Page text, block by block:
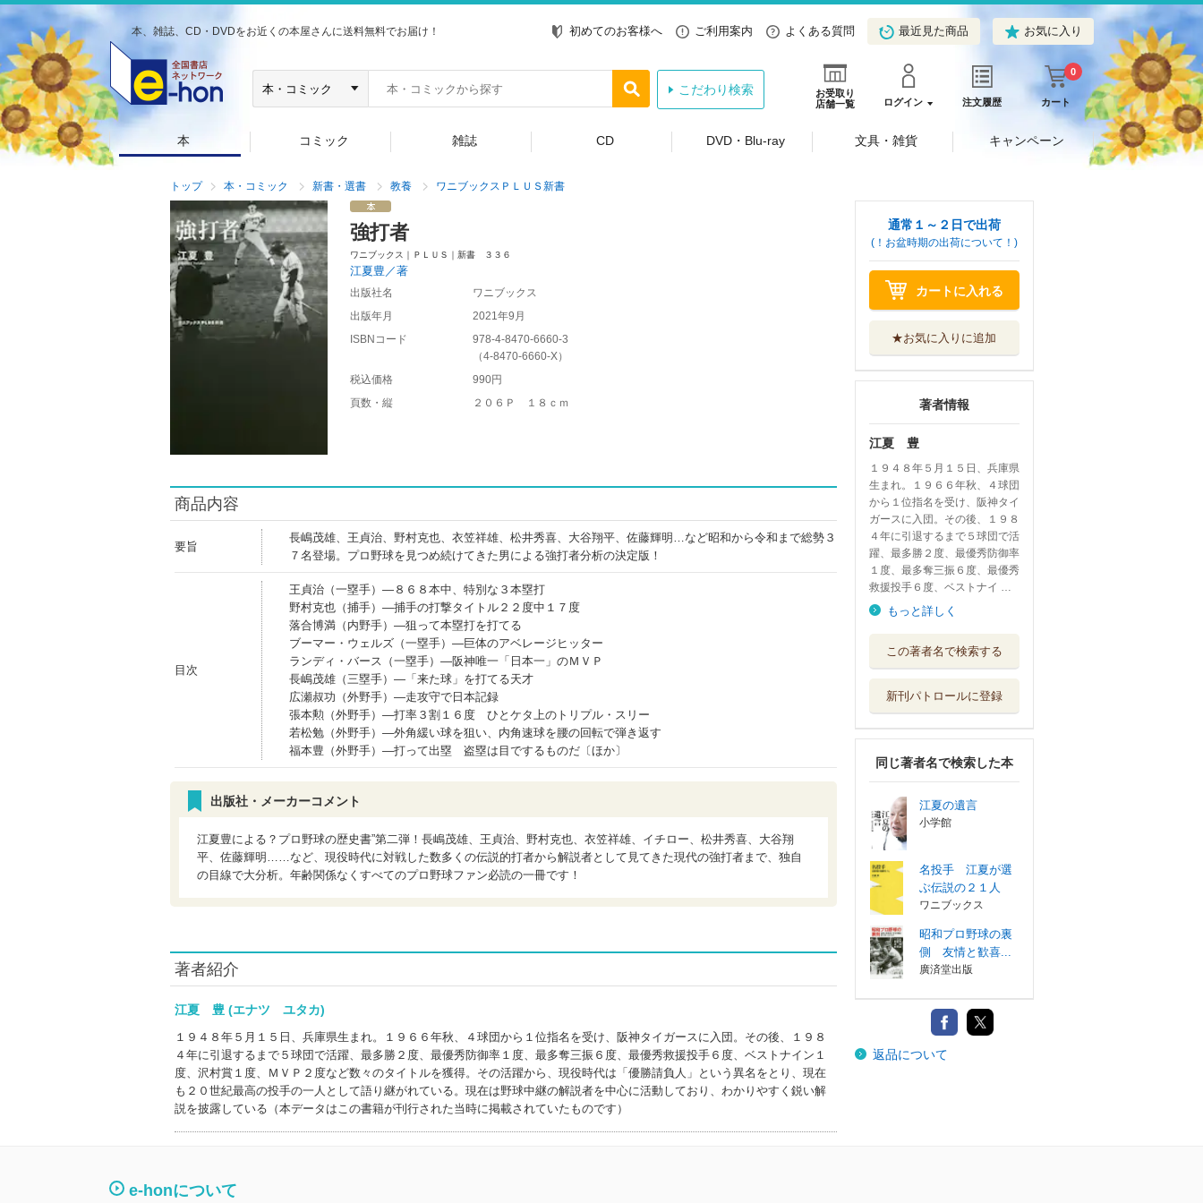
本、雑誌、CD・DVDをお近くの本屋さんに送料無料でお届け！ 初めてのお客様へ ご利用案内 よくある質問 最近見た商品 お気に入り
お受取り
店舗一覧
ログイン 注文履歴 カート
0
こだわり検索
本 コミック 雑誌 CD DVD・Blu-ray 文具・雑貨 キャンペーン
トップ 本・コミック 新書・選書 教養 ワニブックスＰＬＵＳ新書
強打者
ワニブックス｜ＰＬＵＳ｜新書 ３３６
江夏豊／著
出版社名
ワニブックス
出版年月
2021年9月
ISBNコード
978-4-8470-6660-3
（4-8470-6660-X）
税込価格
990円
頁数・縦
２０６Ｐ １８ｃｍ
商品内容
要旨
長嶋茂雄、王貞治、野村克也、衣笠祥雄、松井秀喜、大谷翔平、佐藤輝明…など昭和から令和まで総勢３
７名登場。プロ野球を見つめ続けてきた男による強打者分析の決定版！
目次
王貞治（一塁手）―８６８本中、特別な３本塁打
野村克也（捕手）―捕手の打撃タイトル２２度中１７度
落合博満（内野手）―狙って本塁打を打てる
ブーマー・ウェルズ（一塁手）―巨体のアベレージヒッター
ランディ・バース（一塁手）―阪神唯一「日本一」のＭＶＰ
長嶋茂雄（三塁手）―「来た球」を打てる天才
広瀬叔功（外野手）―走攻守で日本記録
張本勲（外野手）―打率３割１６度 ひとケタ上のトリプル・スリー
若松勉（外野手）―外角緩い球を狙い、内角速球を腰の回転で弾き返す
福本豊（外野手）―打って出塁 盗塁は目でするものだ〔ほか〕
出版社・メーカーコメント
江夏豊による？プロ野球の歴史書”第二弾！長嶋茂雄、王貞治、野村克也、衣笠祥雄、イチロー、松井秀喜、大谷翔
平、佐藤輝明……など、現役時代に対戦した数多くの伝説的打者から解説者として見てきた現代の強打者まで、独自
の目線で大分析。年齢関係なくすべてのプロ野球ファン必読の一冊です！
著者紹介
江夏 豊 (エナツ ユタカ)
１９４８年５月１５日、兵庫県生まれ。１９６６年秋、４球団から１位指名を受け、阪神タイガースに入団。その後、１９８
４年に引退するまで５球団で活躍、最多勝２度、最優秀防御率１度、最多奪三振６度、最優秀救援投手６度、ベストナイン１
度、沢村賞１度、ＭＶＰ２度など数々のタイトルを獲得。その活躍から、現役時代は「優勝請負人」という異名をとり、現在
も２０世紀最高の投手の一人として語り継がれている。現在は野球中継の解説者を中心に活動しており、わかりやすく鋭い解
説を披露している（本データはこの書籍が刊行された当時に掲載されていたものです）
通常１～２日で出荷
(！お盆時期の出荷について！)
カートに入れる
★お気に入りに追加
著者情報
江夏 豊
１９４８年５月１５日、兵庫県
生まれ。１９６６年秋、４球団
から１位指名を受け、阪神タイ
ガースに入団。その後、１９８
４年に引退するまで５球団で活
躍、最多勝２度、最優秀防御率
１度、最多奪三振６度、最優秀
救援投手６度、ベストナイ …
もっと詳しく
この著者名で検索する
新刊パトロールに登録
同じ著者名で検索した本
江夏の遺言
小学館
名投手 江夏が選
ぶ伝説の２１人
ワニブックス
昭和プロ野球の裏
側 友情と歓喜...
廣済堂出版
返品について
e-honについて